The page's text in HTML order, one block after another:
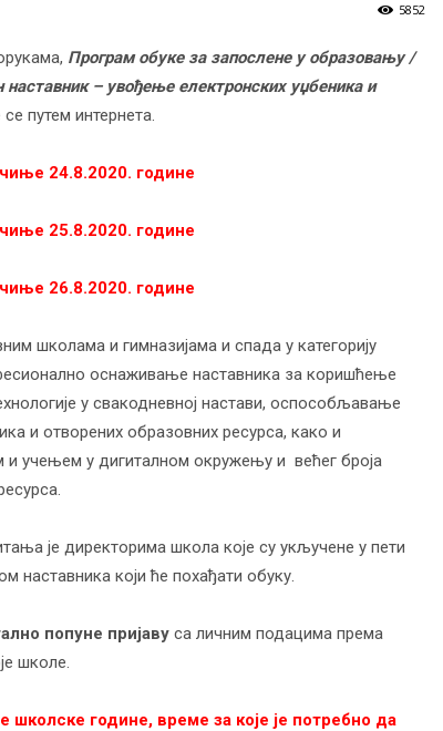
5852
Програм обуке за запослене у образовању /
– увођење електронских уџбеника и
путем интернета.
24.8.2020. године
25.8.2020. године
26.8.2020. године
школама и гимназијама и спада у категорију
оснаживање наставника за коришћење
у свакодневној настави, оспособљавање
и отворених образовних ресурса, како и
учењем у дигиталном окружењу и већег броја
је директорима школа које су укључене у пети
наставника који ће похађати обуку.
попуне пријаву са личним подацима према
школе.
школске године, време за које је потребно да